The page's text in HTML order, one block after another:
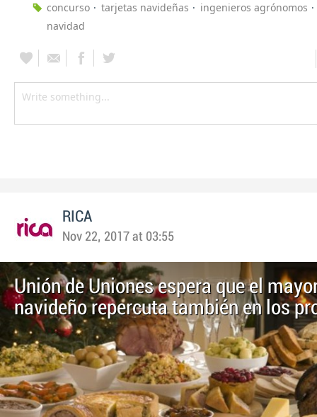
concurso
tarjetas navideñas
ingenieros agrónomos
navidad
RICA
Nov 22, 2017 at 03:55
Unión de Uniones espera que el
navideño repercuta también en los